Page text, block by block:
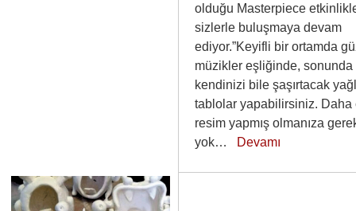
olduğu Masterpiece
sizlerle buluşmaya devam
ediyor.”Keyifli bir ortamda
müzikler eşliğinde, sonunda
kendinizi bile şaşırtacak
tablolar yapabilirsiniz. Daha
resim yapmış olmanıza
yok… Devamı